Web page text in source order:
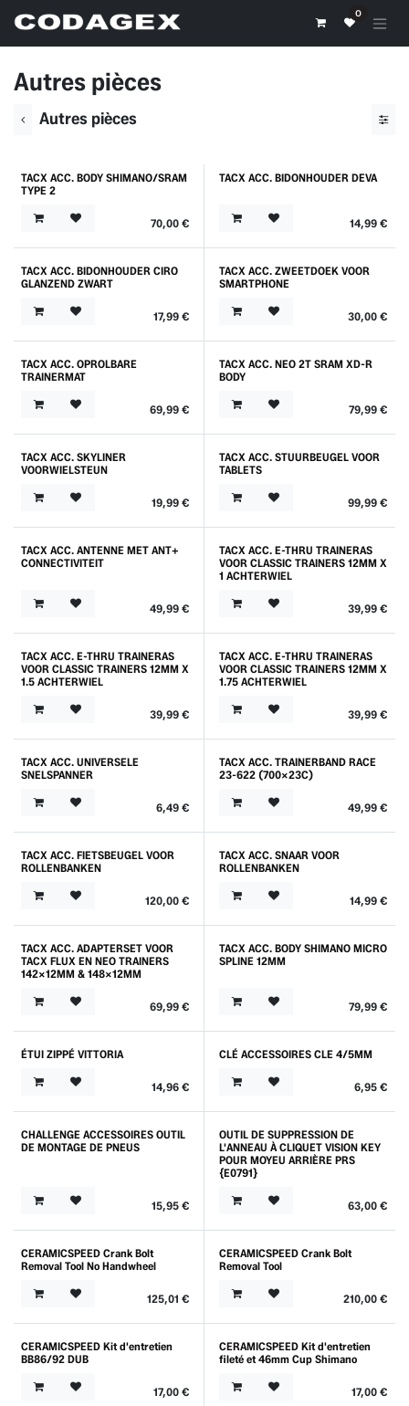
0
Autres pièces
Autres pièces
TACX ACC. BODY SHIMANO/SRAM
TYPE 2
70,00€
TACX ACC. BIDONHOUDER DEVA
14,99€
TACX ACC. BIDONHOUDER CIRO
GLANZEND ZWART
17,99€
TACX ACC. ZWEETDOEK VOOR
SMARTPHONE
30,00€
TACX ACC. OPROLBARE
TRAINERMAT
69,99€
TACX ACC. NEO 2T SRAM XD-R
BODY
79,99€
TACX ACC. SKYLINER
VOORWIELSTEUN
19,99€
TACX ACC. STUURBEUGEL VOOR
TABLETS
99,99€
TACX ACC. ANTENNE MET ANT+
CONNECTIVITEIT
49,99€
TACX ACC. E-THRU TRAINERAS
VOOR CLASSIC TRAINERS 12MM X
1 ACHTERWIEL
39,99€
TACX ACC. E-THRU TRAINERAS
VOOR CLASSIC TRAINERS 12MM X
1.5 ACHTERWIEL
39,99€
TACX ACC. E-THRU TRAINERAS
VOOR CLASSIC TRAINERS 12MM X
1.75 ACHTERWIEL
39,99€
TACX ACC. UNIVERSELE
SNELSPANNER
6,49€
TACX ACC. TRAINERBAND RACE
23-622 (700X23C)
49,99€
TACX ACC. FIETSBEUGEL VOOR
ROLLENBANKEN
120,00€
TACX ACC. SNAAR VOOR
ROLLENBANKEN
14,99€
TACX ACC. ADAPTERSET VOOR
TACX FLUX EN NEO TRAINERS
142X12MM & 148X12MM
69,99€
TACX ACC. BODY SHIMANO MICRO
SPLINE 12MM
79,99€
ÉTUI ZIPPÉ VITTORIA
14,96€
CLÉ ACCESSOIRES CLE 4/5MM
6,95€
CHALLENGE ACCESSOIRES OUTIL
DE MONTAGE DE PNEUS
15,95€
OUTIL DE SUPPRESSION DE
L'ANNEAU À CLIQUET VISION KEY
POUR MOYEU ARRIÈRE PRS
{E0791}
63,00€
CERAMICSPEED Crank Bolt
Removal Tool No Handwheel
125,01 €
CERAMICSPEED Crank Bolt
Removal Tool
210,00€
CERAMICSPEED Kit d'entretien
BB86/92 DUB
17,00€
CERAMICSPEED Kit d'entretien
fileté et 46mm Cup Shimano
17,00€